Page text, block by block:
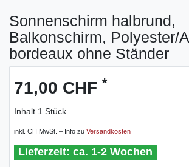
Sonnenschirm halbrund,
Balkonschirm, Polyester/
bordeaux ohne Ständer
71,00 CHF *
Inhalt 1 Stück
inkl. CH MwSt. – Info zu Versandkosten
ca. 1-2 Wochen